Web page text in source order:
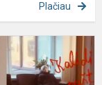
Plačiau